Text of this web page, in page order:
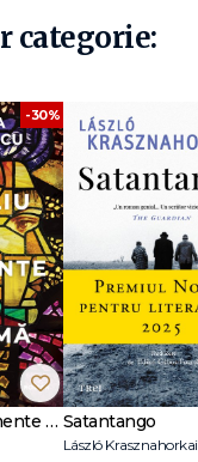
categorie:
-30%
Vitraliu din fragmente de fantomă Satantango
László Krasznahorkai